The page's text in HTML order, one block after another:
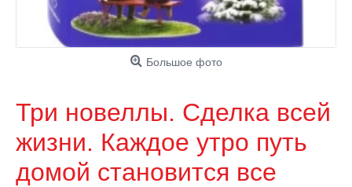
Большое фото
Три новеллы. Сделка всей
жизни. Каждое утро путь
домой становится все